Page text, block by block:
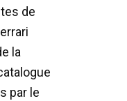
de
la
par le